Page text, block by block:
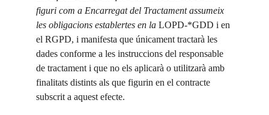
figuri com a Encarregat del Tractament assumeix
les obligacions establertes en la LOPD-*GDD i en
el RGPD, i manifesta que únicament tractarà les
dades conforme a les instruccions del responsable
de tractament i que no els aplicarà o utilitzarà amb
finalitats distints als que figurin en el contracte
subscrit a aquest efecte.